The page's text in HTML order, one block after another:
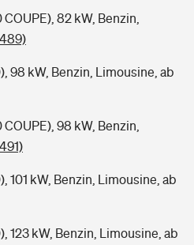
82 kW, Benzin,
98 kW, Benzin, Limousine, ab
98 kW, Benzin,
101 kW, Benzin, Limousine, ab
123 kW, Benzin, Limousine, ab